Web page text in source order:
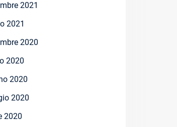
2021
2021
2020
2020
2020
2020
2020